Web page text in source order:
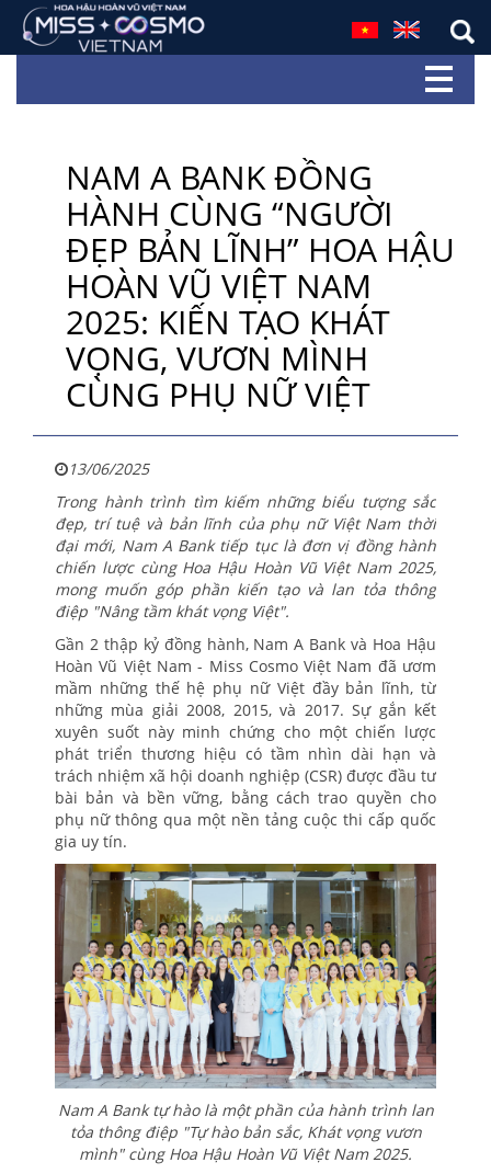
NAM A BANK ĐỒNG
HÀNH CÙNG “NGƯỜI
ĐẸP BẢN LĨNH” HOA HẬU
HOÀN VŨ VIỆT NAM
2025: KIẾN TẠO KHÁT
VỌNG, VƯƠN MÌNH
CÙNG PHỤ NỮ VIỆT
13/06/2025
Trong hành trình tìm kiếm những biểu tượng sắc
đẹp, trí tuệ và bản lĩnh của phụ nữ Việt Nam thời
đại mới, Nam A Bank tiếp tục là đơn vị đồng hành
chiến lược cùng Hoa Hậu Hoàn Vũ Việt Nam 2025,
mong muốn góp phần kiến tạo và lan tỏa thông
điệp "Nâng tầm khát vọng Việt".
Gần 2 thập kỷ đồng hành, Nam A Bank và Hoa Hậu
Hoàn Vũ Việt Nam - Miss Cosmo Việt Nam đã ươm
mầm những thế hệ phụ nữ Việt đầy bản lĩnh, từ
những mùa giải 2008, 2015, và 2017. Sự gắn kết
xuyên suốt này minh chứng cho một chiến lược
phát triển thương hiệu có tầm nhìn dài hạn và
trách nhiệm xã hội doanh nghiệp (CSR) được đầu tư
bài bản và bền vững, bằng cách trao quyền cho
phụ nữ thông qua một nền tảng cuộc thi cấp quốc
gia uy tín.
Nam A Bank tự hào là một phần của hành trình lan
tỏa thông điệp "Tự hào bản sắc, Khát vọng vươn
mình" cùng Hoa Hậu Hoàn Vũ Việt Nam 2025.